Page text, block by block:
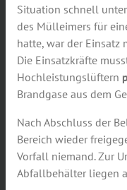
Situation schnell
des Mülleimers für
hatte, war der Einsatz
Die Einsatzkräfte
Hochleistungslüftern
Brandgase aus dem
Nach Abschluss der
Bereich wieder
Vorfall niemand. Zur
Abfallbehälter liegen